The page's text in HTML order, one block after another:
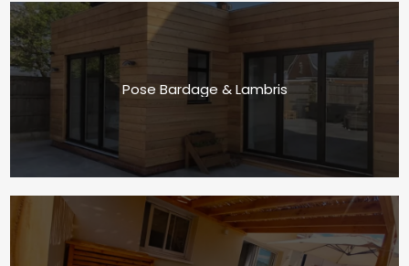
Pose Bardage & Lambris